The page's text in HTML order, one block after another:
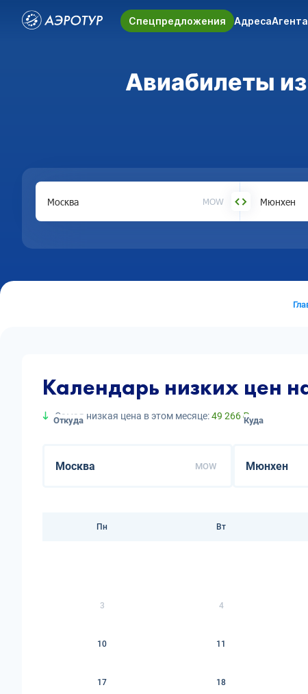
Спецпредложения Адреса
Авиабилеты
MOW
Календарь низких цен
Самая низкая цена в этом месяце:49 266 ₽
Откуда
MOW
Куда
Пн Вт
3 4
10 11
17 18